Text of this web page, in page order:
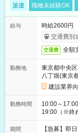
派遣 職種未経験OK
給与
時給2600円
交通費別
交通費 全額
勤務地
東京都中央区
八丁堀(東京
建設業界
勤務時間
10:00～
19:00（※終
期間 【急募】即